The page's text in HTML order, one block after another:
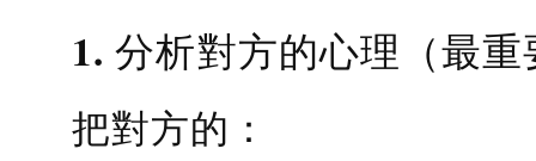
1. 分析對方的心理（最
把對方的：